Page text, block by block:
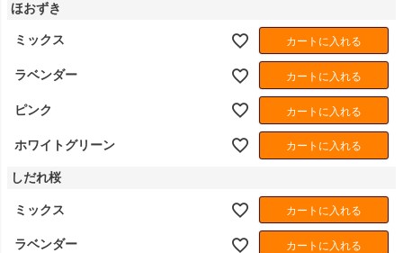
ほおずき
ミックス カートに入れる
ラベンダー カートに入れる
ピンク カートに入れる
ホワイトグリーン カートに入れる
しだれ桜
ミックス カートに入れる
ラベンダー カートに入れる